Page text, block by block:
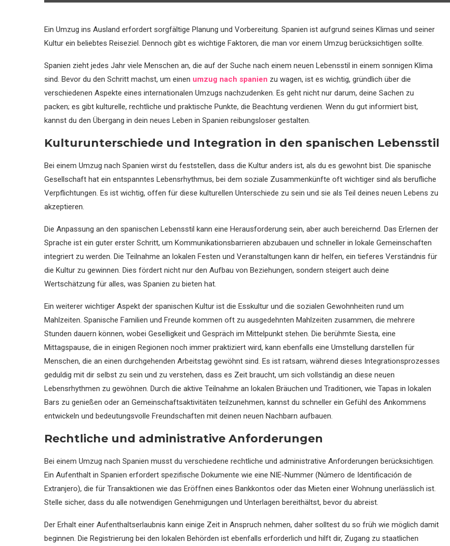
Ein Umzug ins Ausland erfordert sorgfältige Planung und Vorbereitung. Spanien ist aufgrund seines Klimas und seiner
Kultur ein beliebtes Reiseziel. Dennoch gibt es wichtige Faktoren, die man vor einem Umzug berücksichtigen sollte.
Spanien zieht jedes Jahr viele Menschen an, die auf der Suche nach einem neuen Lebensstil in einem sonnigen Klima
sind. Bevor du den Schritt machst, um einen umzug nach spanien zu wagen, ist es wichtig, gründlich über die
verschiedenen Aspekte eines internationalen Umzugs nachzudenken. Es geht nicht nur darum, deine Sachen zu
packen; es gibt kulturelle, rechtliche und praktische Punkte, die Beachtung verdienen. Wenn du gut informiert bist,
kannst du den Übergang in dein neues Leben in Spanien reibungsloser gestalten.
Kulturunterschiede und Integration in den spanischen Lebensstil
Bei einem Umzug nach Spanien wirst du feststellen, dass die Kultur anders ist, als du es gewohnt bist. Die spanische
Gesellschaft hat ein entspanntes Lebensrhythmus, bei dem soziale Zusammenkünfte oft wichtiger sind als berufliche
Verpflichtungen. Es ist wichtig, offen für diese kulturellen Unterschiede zu sein und sie als Teil deines neuen Lebens zu
akzeptieren.
Die Anpassung an den spanischen Lebensstil kann eine Herausforderung sein, aber auch bereichernd. Das Erlernen der
Sprache ist ein guter erster Schritt, um Kommunikationsbarrieren abzubauen und schneller in lokale Gemeinschaften
integriert zu werden. Die Teilnahme an lokalen Festen und Veranstaltungen kann dir helfen, ein tieferes Verständnis für
die Kultur zu gewinnen. Dies fördert nicht nur den Aufbau von Beziehungen, sondern steigert auch deine
Wertschätzung für alles, was Spanien zu bieten hat.
Ein weiterer wichtiger Aspekt der spanischen Kultur ist die Esskultur und die sozialen Gewohnheiten rund um
Mahlzeiten. Spanische Familien und Freunde kommen oft zu ausgedehnten Mahlzeiten zusammen, die mehrere
Stunden dauern können, wobei Geselligkeit und Gespräch im Mittelpunkt stehen. Die berühmte Siesta, eine
Mittagspause, die in einigen Regionen noch immer praktiziert wird, kann ebenfalls eine Umstellung darstellen für
Menschen, die an einen durchgehenden Arbeitstag gewöhnt sind. Es ist ratsam, während dieses Integrationsprozesses
geduldig mit dir selbst zu sein und zu verstehen, dass es Zeit braucht, um sich vollständig an diese neuen
Lebensrhythmen zu gewöhnen. Durch die aktive Teilnahme an lokalen Bräuchen und Traditionen, wie Tapas in lokalen
Bars zu genießen oder an Gemeinschaftsaktivitäten teilzunehmen, kannst du schneller ein Gefühl des Ankommens
entwickeln und bedeutungsvolle Freundschaften mit deinen neuen Nachbarn aufbauen.
Rechtliche und administrative Anforderungen
Bei einem Umzug nach Spanien musst du verschiedene rechtliche und administrative Anforderungen berücksichtigen.
Ein Aufenthalt in Spanien erfordert spezifische Dokumente wie eine NIE-Nummer (Número de Identificación de
Extranjero), die für Transaktionen wie das Eröffnen eines Bankkontos oder das Mieten einer Wohnung unerlässlich ist.
Stelle sicher, dass du alle notwendigen Genehmigungen und Unterlagen bereithältst, bevor du abreist.
Der Erhalt einer Aufenthaltserlaubnis kann einige Zeit in Anspruch nehmen, daher solltest du so früh wie möglich damit
beginnen. Die Registrierung bei den lokalen Behörden ist ebenfalls erforderlich und hilft dir, Zugang zu staatlichen